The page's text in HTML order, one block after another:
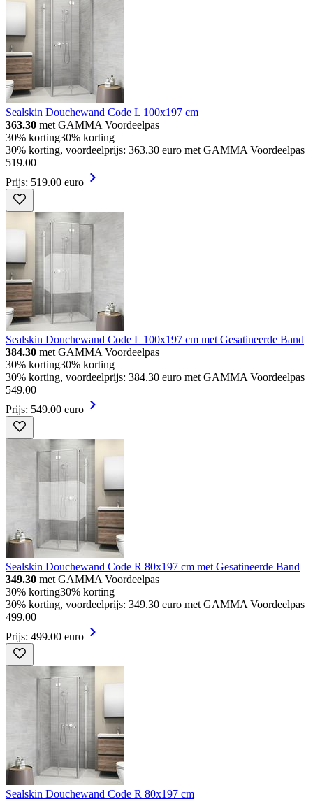
Sealskin Douchewand Code L 100x197 cm
363.30 met GAMMA Voordeelpas
30% korting30% korting
30% korting, voordeelprijs: 363.30 euro met GAMMA Voordeelpas
519.00
Prijs: 519.00 euro
Sealskin Douchewand Code L 100x197 cm met Gesatineerde Band
384.30 met GAMMA Voordeelpas
30% korting30% korting
30% korting, voordeelprijs: 384.30 euro met GAMMA Voordeelpas
549.00
Prijs: 549.00 euro
Sealskin Douchewand Code R 80x197 cm met Gesatineerde Band
349.30 met GAMMA Voordeelpas
30% korting30% korting
30% korting, voordeelprijs: 349.30 euro met GAMMA Voordeelpas
499.00
Prijs: 499.00 euro
Sealskin Douchewand Code R 80x197 cm